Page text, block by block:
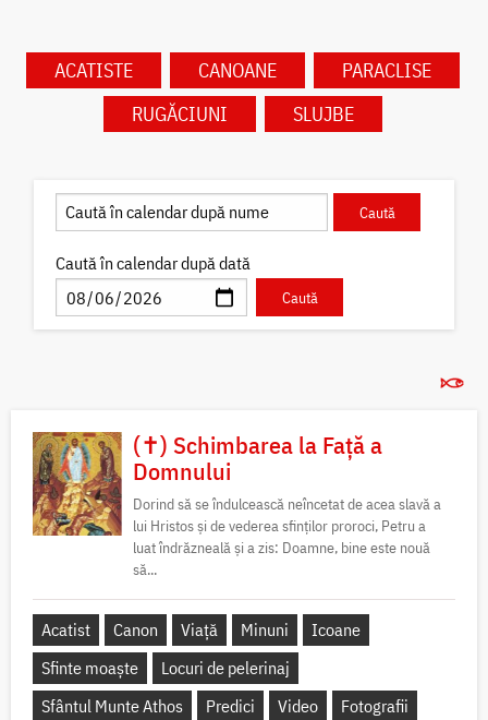
ACATISTE CANOANE
PARACLISE
RUGĂCIUNI
SLUJBE
Caută în calendar după dată
(✝) Schimbarea la Față a
Domnului
Dorind să se îndulcească neîncetat de acea slavă a
lui Hristos și de vederea sfinților proroci, Petru a
luat îndrăzneală și a zis: Doamne, bine este nouă
să...
Acatist Canon Viață Minuni
Icoane
Sfinte moaște
Locuri de pelerinaj
Sfântul Munte Athos
Predici Video Fotografii